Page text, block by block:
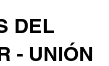
DEL
- UNIÓN